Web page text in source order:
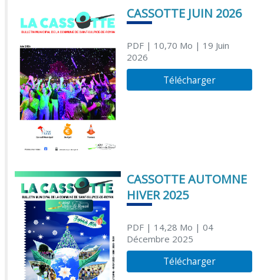
CASSOTTE JUIN 2026
PDF| 10,70 Mo | 19 Juin
2026
Télécharger
CASSOTTE AUTOMNE
HIVER 2025
PDF| 14,28 Mo | 04
Décembre 2025
Télécharger